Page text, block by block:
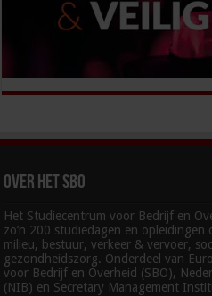
Over het SBO
Het Studiecentrum voor Bedrijf en
zo’n 200 studiedagen en
milieu, bestuur, verkeer & vervoer,
gezondheidszorg. Onderdeel van
voor Bedrijf en Overheid (SBO),
(NIB) en Secretary Management